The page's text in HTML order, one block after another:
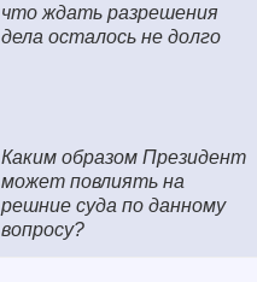
что ждать разрешения
дела осталось не долго
Каким образом Президент
может повлиять на
решние суда по данному
вопросу?